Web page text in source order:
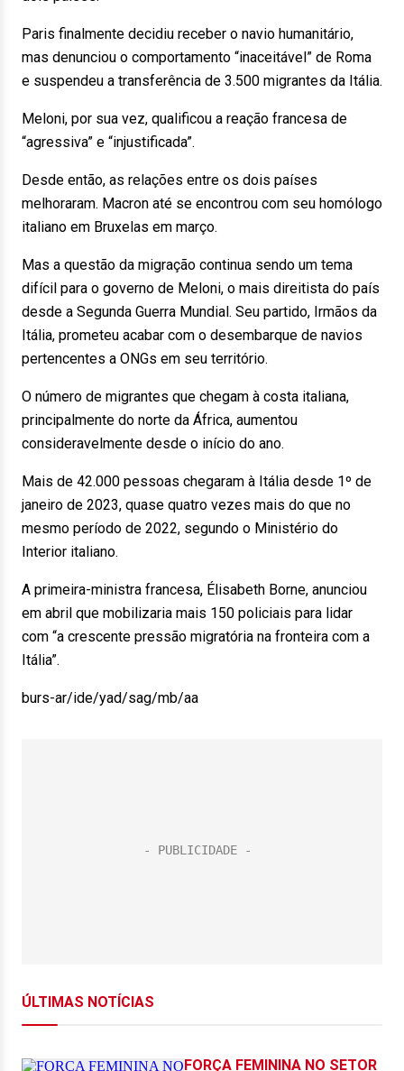
Paris finalmente decidiu receber o navio humanitário,
mas denunciou o comportamento “inaceitável” de Roma
e suspendeu a transferência de 3.500 migrantes da Itália.
Meloni, por sua vez, qualificou a reação francesa de
“agressiva” e “injustificada”.
Desde então, as relações entre os dois países
melhoraram. Macron até se encontrou com seu homólogo
italiano em Bruxelas em março.
Mas a questão da migração continua sendo um tema
difícil para o governo de Meloni, o mais direitista do país
desde a Segunda Guerra Mundial. Seu partido, Irmãos da
Itália, prometeu acabar com o desembarque de navios
pertencentes a ONGs em seu território.
O número de migrantes que chegam à costa italiana,
principalmente do norte da África, aumentou
consideravelmente desde o início do ano.
Mais de 42.000 pessoas chegaram à Itália desde 1º de
janeiro de 2023, quase quatro vezes mais do que no
mesmo período de 2022, segundo o Ministério do
Interior italiano.
A primeira-ministra francesa, Élisabeth Borne, anunciou
em abril que mobilizaria mais 150 policiais para lidar
com “a crescente pressão migratória na fronteira com a
Itália”.
burs-ar/ide/yad/sag/mb/aa